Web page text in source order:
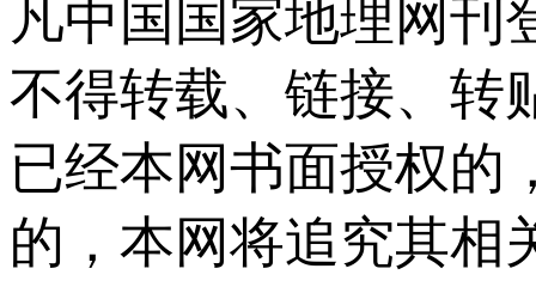
凡中国国家地理网刊
不得转载、链接、转
已经本网书面授权的
的，本网将追究其相